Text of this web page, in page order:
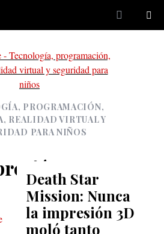
PROGRAMACIÓN,
REALIDAD VIRTUAL Y
PARA NIÑOS
3D
Death Star
Mission: Nunca
la impresión 3D
moló tanto